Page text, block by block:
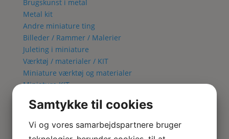
Brugskunst i metal
Metal kit
Andre miniature ting
Billeder / Rammer / Malerier
Juleting i miniature
Værktøj / materialer / KIT
Miniature værktøj og materialer
Miniature KIT
Fuglebur KIT
Lampe KIT
Metal kit
Samtykke til cookies
Vi og vores samarbejdspartnere bruger